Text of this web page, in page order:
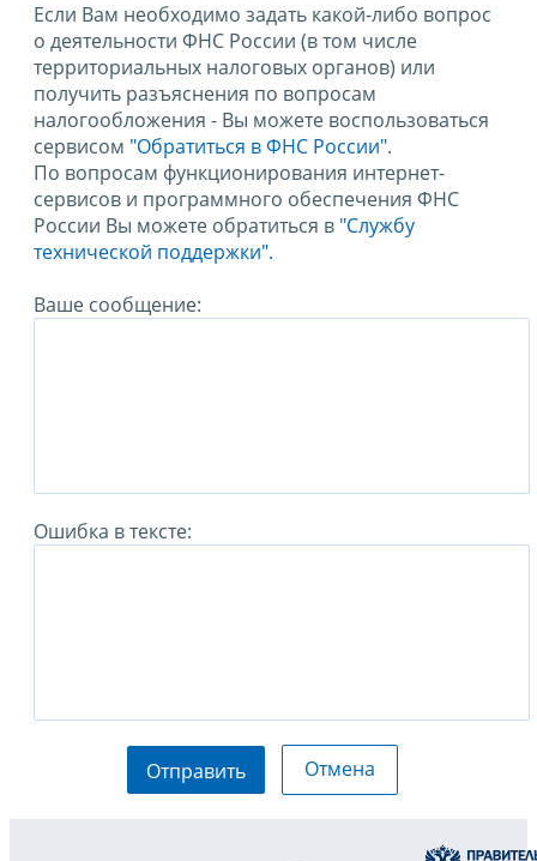
Если Вам необходимо задать какой-либо вопрос
о деятельности ФНС России (в том числе
территориальных налоговых органов) или
получить разъяснения по вопросам
налогообложения - Вы можете воспользоваться
сервисом "Обратиться в ФНС России".
По вопросам функционирования интернет-
сервисов и программного обеспечения ФНС
России Вы можете обратиться в "Службу
технической поддержки".
Ваше сообщение:
Ошибка в тексте:
Отправить Отмена